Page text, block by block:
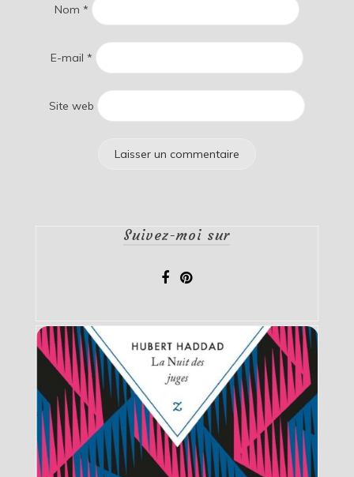
Nom *
E-mail *
Site web
Suivez-moi sur